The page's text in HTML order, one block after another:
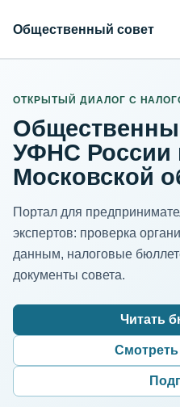
Общественный совет
ОТКРЫТЫЙ ДИАЛОГ С
УФНС России
Московской
Портал для
экспертов: проверка
данным, налоговые
документы совета.
Читать
ИНН организации
Адрес для нормализации